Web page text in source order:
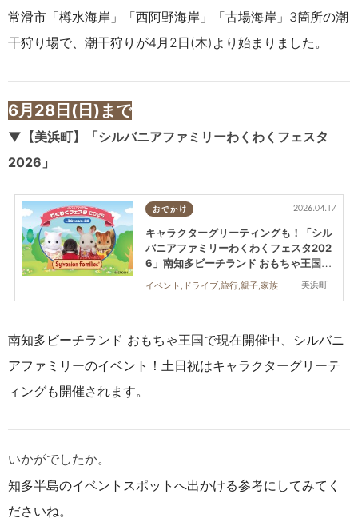
常滑市 「樽水海岸」「西阿野海岸」「古場海岸」 3箇所の潮
干狩り場で、潮干狩りが4月2日(木)より始まりました。
6月28日(日)まで
▼【美浜町】
「シルバニアファミリーわくわくフェスタ
2026」
おでかけ
美浜町
2026.04.17
キャラクターグリーティングも！「シル
バニアファミリーわくわくフェスタ202
6」南知多ビーチランド おもちゃ王国で
6/28(日)まで開催中
イベント,ドライブ,旅行,親子,家族
南知多ビーチランド おもちゃ王国で現在開催中、シルバニ
アファミリーのイベント！土日祝はキャラクターグリーテ
ィングも開催されます。
いかがでしたか。
知多半島のイベントスポットへ出かける参考にしてみてく
ださいね。